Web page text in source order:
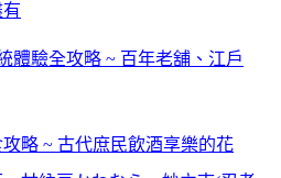
體驗全攻略 ~ 百年老舖、江戶
略 ~ 古代庶民飲酒享樂的花